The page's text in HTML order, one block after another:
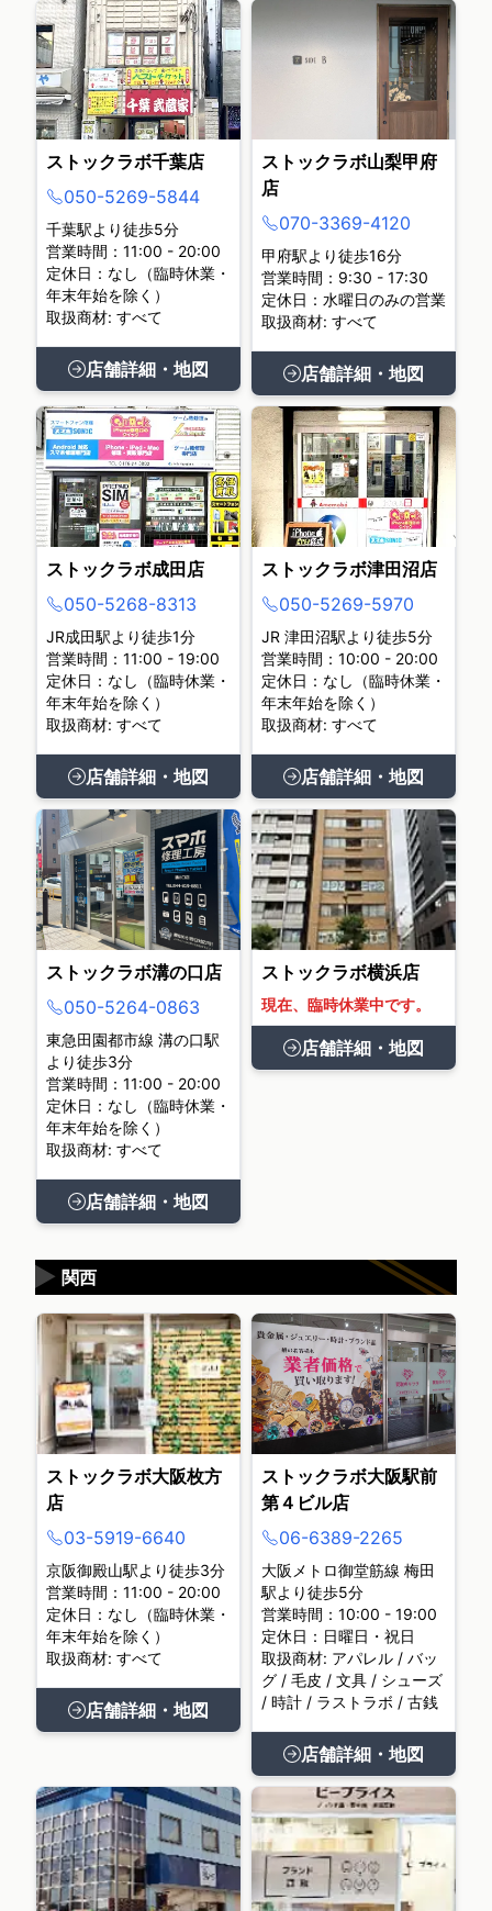
ストックラボ千葉店
050-5269-5844
千葉駅より徒歩5分
営業時間：11:00 - 20:00
定休日：なし（臨時休業・
年末年始を除く）
取扱商材: すべて
店舗詳細・地図
ストックラボ山梨甲府
店
070-3369-4120
甲府駅より徒歩16分
営業時間：9:30 - 17:30
定休日：水曜日のみの営業
取扱商材: すべて
店舗詳細・地図
ストックラボ成田店
050-5268-8313
JR成田駅より徒歩1分
営業時間：11:00 - 19:00
定休日：なし（臨時休業・
年末年始を除く）
取扱商材: すべて
店舗詳細・地図
ストックラボ津田沼店
050-5269-5970
JR 津田沼駅より徒歩5分
営業時間：10:00 - 20:00
定休日：なし（臨時休業・
年末年始を除く）
取扱商材: すべて
店舗詳細・地図
ストックラボ溝の口店
050-5264-0863
東急田園都市線 溝の口駅
より徒歩3分
営業時間：11:00 - 20:00
定休日：なし（臨時休業・
年末年始を除く）
取扱商材: すべて
店舗詳細・地図
ストックラボ横浜店
現在、臨時休業中です。
店舗詳細・地図
関西
▶
ストックラボ大阪枚方
店
03-5919-6640
京阪御殿山駅より徒歩3分
営業時間：11:00 - 20:00
定休日：なし（臨時休業・
年末年始を除く）
取扱商材: すべて
店舗詳細・地図
ストックラボ大阪駅前
第４ビル店
06-6389-2265
大阪メトロ御堂筋線 梅田
駅より徒歩5分
営業時間：10:00 - 19:00
定休日：日曜日・祝日
取扱商材: アパレル / バッ
グ / 毛皮 / 文具 / シューズ
/ 時計 / ラストラボ / 古銭
店舗詳細・地図